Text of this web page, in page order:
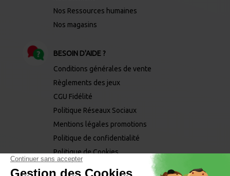
Nos Ressources humaines
Nos magasins
BESOIN D'AIDE ?
Conditions générales de vente
Règlements des jeux
CGU Fidélité
Politique Réseaux Sociaux
Mentions légales promotions
Politique de confidentialité
Politique de Cookies